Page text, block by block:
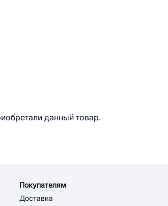
данный товар.
Покупателям
Доставка